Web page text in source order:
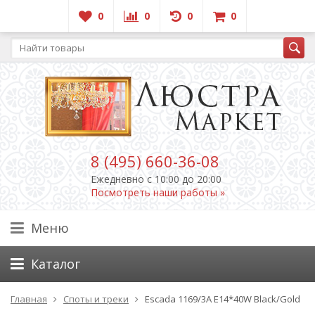
0 0 0 0
8 (495) 660-36-08
Ежедневно c 10:00 до 20:00
Посмотреть наши работы »
Меню
Каталог
Главная Споты и треки Escada 1169/3A E14*40W Black/Gold